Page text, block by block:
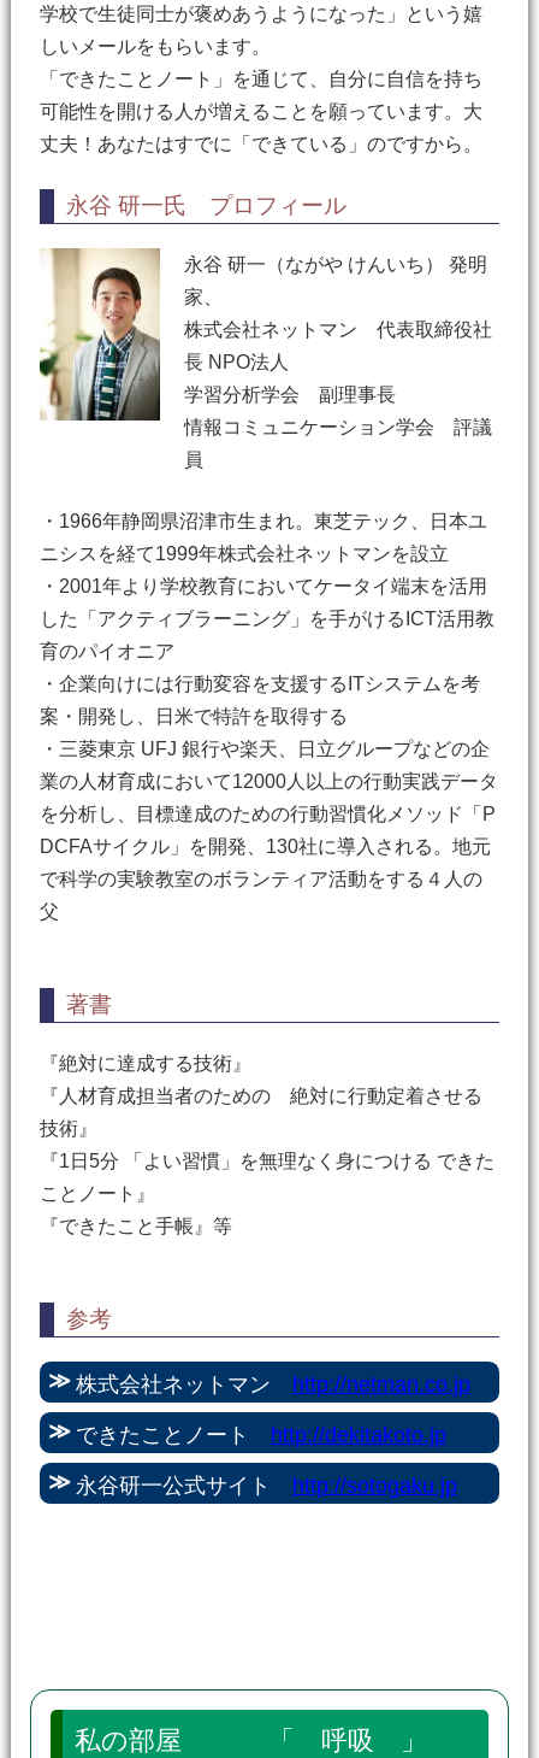
学校で生徒同士が褒めあうようになった」という嬉
しいメールをもらいます。
「できたことノート」を通じて、自分に自信を持ち
可能性を開ける人が増えることを願っています。大
丈夫！あなたはすでに「できている」のですから。
永谷 研一氏 プロフィール
永谷 研一（ながや けんいち） 発明
家、
株式会社ネットマン 代表取締役社
長 NPO法人
学習分析学会 副理事長
情報コミュニケーション学会 評議
員
・1966年静岡県沼津市生まれ。東芝テック、日本ユ
ニシスを経て1999年株式会社ネットマンを設立
・2001年より学校教育においてケータイ端末を活用
した「アクティブラーニング」を手がけるICT活用教
育のパイオニア
・企業向けには行動変容を支援するITシステムを考
案・開発し、日米で特許を取得する
・三菱東京 UFJ 銀行や楽天、日立グループなどの企
業の人材育成において12000人以上の行動実践データ
を分析し、目標達成のための行動習慣化メソッド「P
DCFAサイクル」を開発、130社に導入される。地元
で科学の実験教室のボランティア活動をする４人の
父
著書
『絶対に達成する技術』
『人材育成担当者のための 絶対に行動定着させる
技術』
『1日5分 「よい習慣」を無理なく身につける できた
ことノート』
『できたこと手帳』等
参考
株式会社ネットマン http://netman.co.jp
できたことノート http://dekitakoto.jp
永谷研一公式サイト http://sotogaku.jp
私の部屋 「 呼吸 」